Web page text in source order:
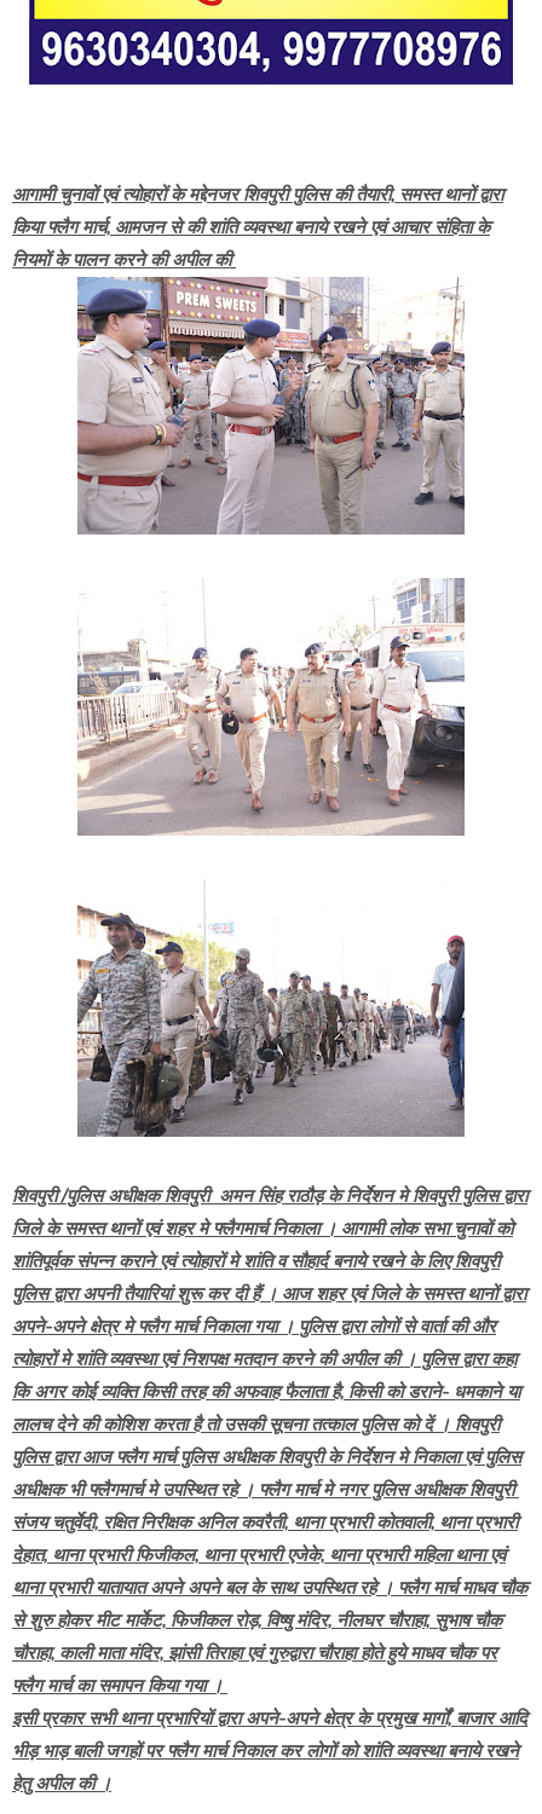
आगामी चुनावों एवं त्योहारों के मद्देनजर शिवपुरी पुलिस की तैयारी, समस्त थानों द्वारा
किया फ्लैग मार्च, आमजन से की शांति व्यवस्था बनाये रखने एवं आचार संहिता के
नियमों के पालन करने की अपील की
शिवपुरी /पुलिस अधीक्षक शिवपुरी अमन सिंह राठौड़ के निर्देशन मे शिवपुरी पुलिस द्वारा
जिले के समस्त थानों एवं शहर मे फ्लैगमार्च निकाला । आगामी लोक सभा चुनावों को
शांतिपूर्वक संपन्न कराने एवं त्योहारों मे शांति व सौहार्द बनाये रखने के लिए शिवपुरी
पुलिस द्वारा अपनी तैयारियां शुरू कर दी हैं । आज शहर एवं जिले के समस्त थानों द्वारा
अपने-अपने क्षेत्र मे फ्लैग मार्च निकाला गया । पुलिस द्वारा लोगों से वार्ता की और
त्योहारों मे शांति व्यवस्था एवं निशपक्ष मतदान करने की अपील की । पुलिस द्वारा कहा
कि अगर कोई व्यक्ति किसी तरह की अफवाह फैलाता है, किसी को डराने- धमकाने या
लालच देने की कोशिश करता है तो उसकी सूचना तत्काल पुलिस को दें । शिवपुरी
पुलिस द्वारा आज फ्लैग मार्च पुलिस अधीक्षक शिवपुरी के निर्देशन मे निकाला एवं पुलिस
अधीक्षक भी फ्लैगमार्च मे उपस्थित रहे । फ्लैग मार्च मे नगर पुलिस अधीक्षक शिवपुरी
संजय चतुर्वेदी, रक्षित निरीक्षक अनिल कवरैती, थाना प्रभारी कोतवाली, थाना प्रभारी
देहात, थाना प्रभारी फिजीकल, थाना प्रभारी एजेके, थाना प्रभारी महिला थाना एवं
थाना प्रभारी यातायात अपने अपने बल के साथ उपस्थित रहे । फ्लैग मार्च माधव चौक
से शुरु होकर मीट मार्केट, फिजीकल रोड़, विष्षु मंदिर, नीलघर चौराहा, सुभाष चौक
चौराहा, काली माता मंदिर, झांसी तिराहा एवं गुरुद्वारा चौराहा होते हुये माधव चौक पर
फ्लैग मार्च का समापन किया गया ।
इसी प्रकार सभी थाना प्रभारियों द्वारा अपने-अपने क्षेत्र के प्रमुख मार्गों, बाजार आदि
भीड़ भाड़ बाली जगहों पर फ्लैग मार्च निकाल कर लोगों को शांति व्यवस्था बनाये रखने
हेतु अपील की ।